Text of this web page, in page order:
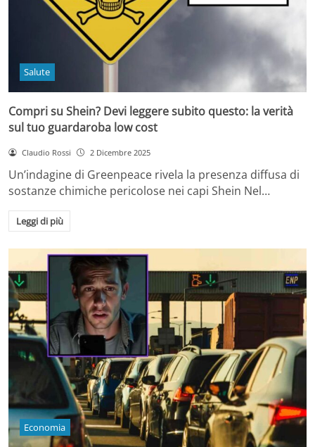
Salute
Compri su Shein? Devi leggere subito questo: la verità
sul tuo guardaroba low cost
Claudio Rossi 2 Dicembre 2025
Un’indagine di Greenpeace rivela la presenza diffusa di
sostanze chimiche pericolose nei capi Shein Nel…
Leggi di più
Economia